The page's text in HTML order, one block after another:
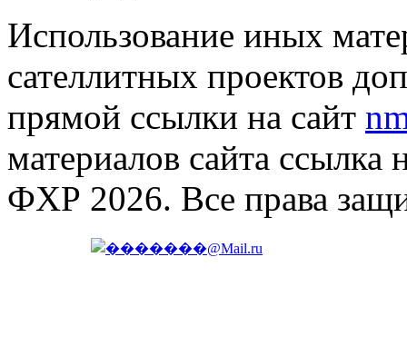
Использование иных
сателлитных проектов
прямой ссылки на сайт
материалов сайта ссылка
ФХР 2026. Все права